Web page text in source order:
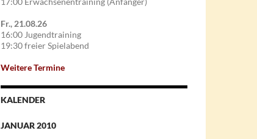
Fr., 21.08.26
16:00 Jugendtraining
19:30 freier Spielabend
Weitere Termine
KALENDER
JANUAR 2010